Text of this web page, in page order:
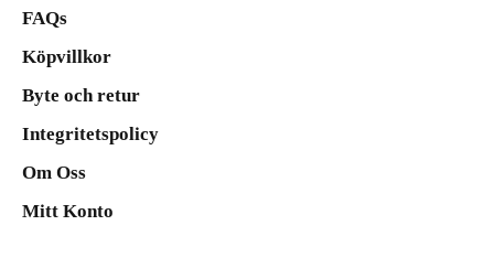
FAQs
Köpvillkor
Byte och retur
Integritetspolicy
Om Oss
Mitt Konto